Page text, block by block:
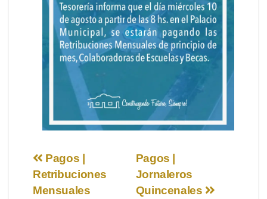
Navegación
de
Pagos |
Jornaleros
Quincenales
Pagos |
Retribuciones
Mensuales